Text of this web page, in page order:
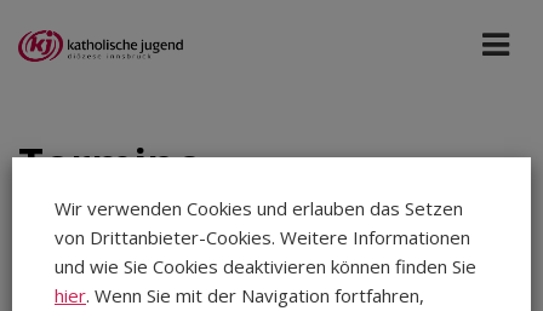
Termine
Tiroler Sonntag Apr 2027
Wir verwenden Cookies und erlauben das Setzen
von Drittanbieter-Cookies. Weitere Informationen
und wie Sie Cookies deaktivieren können finden Sie
hier. Wenn Sie mit der Navigation fortfahren,